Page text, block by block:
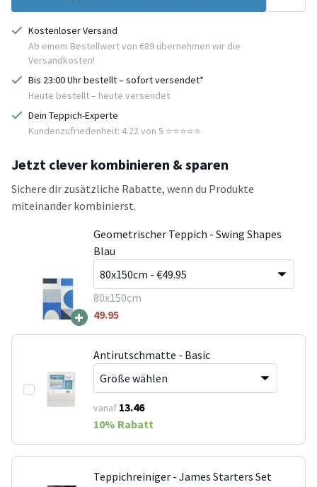
Kostenloser Versand
Ab einem Bestellwert von €89 übernehmen wir die
Versandkosten!
Bis 23:00 Uhr bestellt – sofort versendet*
Heute bestellt – heute versendet
Dein Teppich-Experte
Kundenzufriedenheit: 4.22 von 5 ⭐️⭐️⭐️⭐️⭐️
Jetzt clever kombinieren & sparen
Sichere dir zusätzliche Rabatte, wenn du Produkte
miteinander kombinierst.
+
Geometrischer Teppich - Swing Shapes
Blau
80x150cm
49.95
Antirutschmatte - Basic
vanaf 13.46
10% Rabatt
Teppichreiniger - James Starters Set